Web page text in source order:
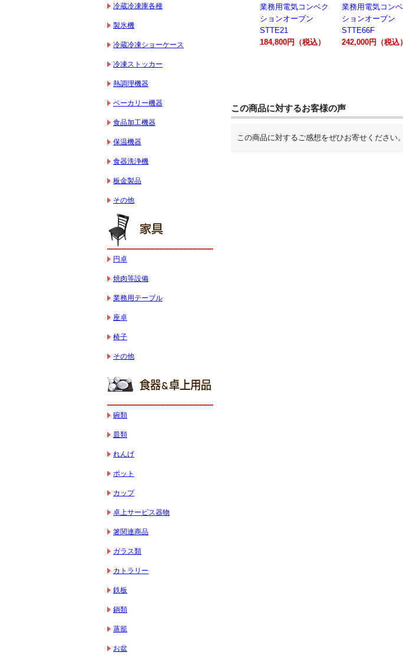
業務用スパイラルミ
HTHS30IN
595,100円（税込）
184,800円（税込）
業務用電気コンベク
ションオーブン
STTE66F
242,000円（税込）
焼き小籠包釜
YK069
272,800円（税込）
この商品に対するお客様の声
この商品に対するご感想をぜひお寄せください。
冷蔵冷凍庫各種
製氷機
冷蔵冷凍ショーケース
冷凍ストッカー
熱調理機器
ベーカリー機器
食品加工機器
保温機器
食器洗浄機
板金製品
その他
円卓
焼肉等設備
業務用テーブル
座卓
椅子
その他
碗類
皿類
れんげ
ポット
カップ
卓上サービス器物
箸関連商品
ガラス類
カトラリー
鉄板
鍋類
蒸籠
お盆